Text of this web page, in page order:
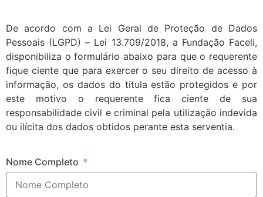
De acordo com a Lei Geral de Proteção de Dados
Pessoais (LGPD) – Lei 13.709/2018, a Fundação Faceli,
disponibiliza o formulário abaixo para que o requerente
fique ciente que para exercer o seu direito de acesso à
informação, os dados do titula estão protegidos e por
este motivo o requerente fica ciente de sua
responsabilidade civil e criminal pela utilização indevida
ou ilícita dos dados obtidos perante esta serventia.
Nome Completo